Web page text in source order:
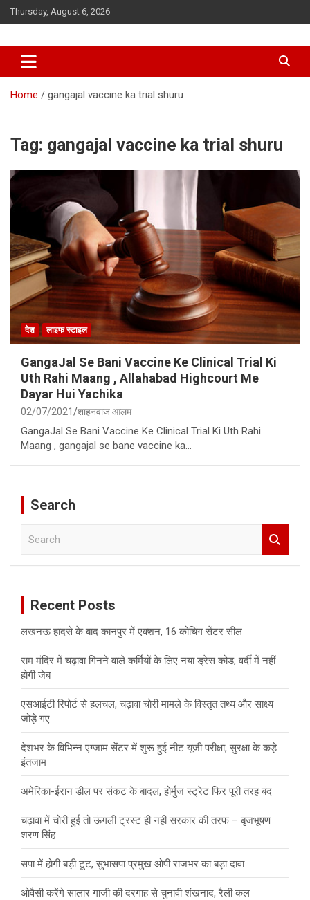
Skip
to
Thursday, August 6, 2026
Home gangajal vaccine ka trial shuru
Tag: gangajal vaccine ka trial shuru
देश लाइफ स्टाइल
GangaJal Se Bani Vaccine Ke Clinical Trial Ki
Uth Rahi Maang , Allahabad Highcourt Me
Dayar Hui Yachika
02/07/2021 शाहनवाज आलम
GangaJal Se Bani Vaccine Ke Clinical Trial Ki Uth Rahi
Maang , gangajal se bane vaccine ka…
Search
Recent Posts
लखनऊ हादसे के बाद कानपुर में एक्शन, 16 कोचिंग सेंटर सील
राम मंदिर में चढ़ावा गिनने वाले कर्मियों के लिए नया ड्रेस कोड, वर्दी में नहीं
होगी जेब
एसआईटी रिपोर्ट से हलचल, चढ़ावा चोरी मामले के विस्तृत तथ्य और साक्ष्य
जोड़े गए
देशभर के विभिन्न एग्जाम सेंटर में शुरू हुई नीट यूजी परीक्षा, सुरक्षा के कड़े
इंतजाम
अमेरिका-ईरान डील पर संकट के बादल, होर्मुज स्ट्रेट फिर पूरी तरह बंद
चढ़ावा में चोरी हुई तो ऊंगली ट्रस्ट ही नहीं सरकार की तरफ – बृजभूषण
शरण सिंह
सपा में होगी बड़ी टूट, सुभासपा प्रमुख ओपी राजभर का बड़ा दावा
ओवैसी करेंगे सालार गाजी की दरगाह से चुनावी शंखनाद, रैली कल